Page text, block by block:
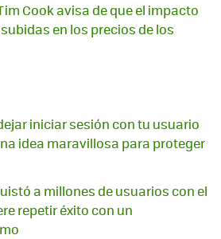
Cook avisa de que el impacto
en los precios de los
iniciar sesión con tu usuario
idea maravillosa para proteger
a millones de usuarios con el
repetir éxito con un